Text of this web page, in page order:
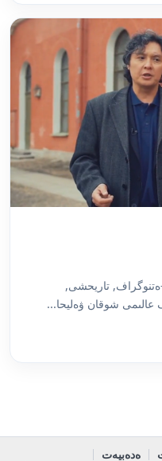
ەتنوگراف, تاريحشى,
شوقان ۋەليحا...
ەدەبيەت